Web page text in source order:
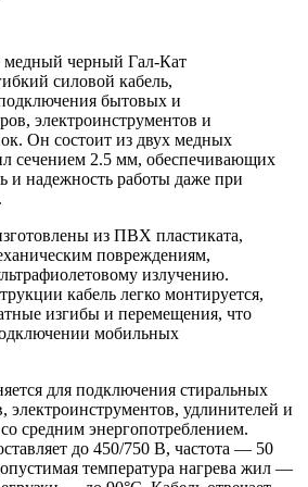
черный Гал-Кат
силовой кабель,
бытовых и
электроинструментов и
Он состоит из двух медных
сечением 2.5 мм, обеспечивающих
и надежность работы даже при
из ПВХ пластиката,
повреждениям,
излучению.
кабель легко монтируется,
изгибы и перемещения, что
мобильных
для подключения стиральных
удлинителей и
средним энергопотреблением.
до 450/750 В, частота — 50
температура нагрева жил —